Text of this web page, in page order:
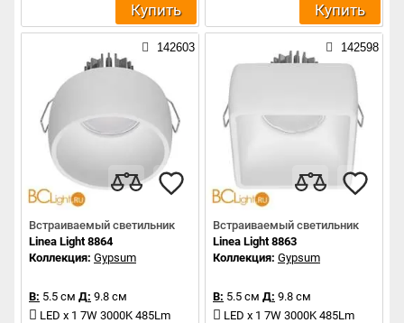
Купить Купить
142603
Встраиваемый светильник
Linea Light 8864
Коллекция: Gypsum
В: 5.5 см Д: 9.8 см
LED x 1 7W 3000K 485Lm
142598
Встраиваемый светильник
Linea Light 8863
Коллекция: Gypsum
В: 5.5 см Д: 9.8 см
LED x 1 7W 3000K 485Lm